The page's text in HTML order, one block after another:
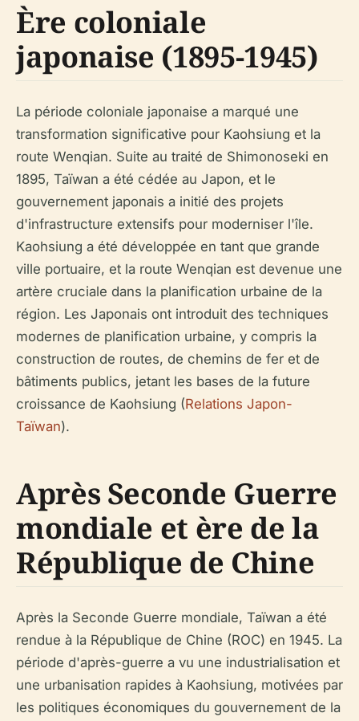
Ère coloniale
japonaise (1895-1945)
La période coloniale japonaise a marqué une
transformation significative pour Kaohsiung et la
route Wenqian. Suite au traité de Shimonoseki en
1895, Taïwan a été cédée au Japon, et le
gouvernement japonais a initié des projets
d'infrastructure extensifs pour moderniser l'île.
Kaohsiung a été développée en tant que grande
ville portuaire, et la route Wenqian est devenue une
artère cruciale dans la planification urbaine de la
région. Les Japonais ont introduit des techniques
modernes de planification urbaine, y compris la
construction de routes, de chemins de fer et de
bâtiments publics, jetant les bases de la future
croissance de Kaohsiung (Relations Japon-
Taïwan).
Après Seconde Guerre
mondiale et ère de la
République de Chine
Après la Seconde Guerre mondiale, Taïwan a été
rendue à la République de Chine (ROC) en 1945. La
période d'après-guerre a vu une industrialisation et
une urbanisation rapides à Kaohsiung, motivées par
les politiques économiques du gouvernement de la